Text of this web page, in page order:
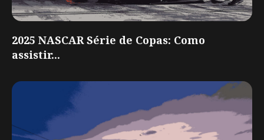
2025 NASCAR Série de Copas: Como
assistir...